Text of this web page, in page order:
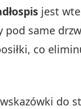
jest
pod same
co
do